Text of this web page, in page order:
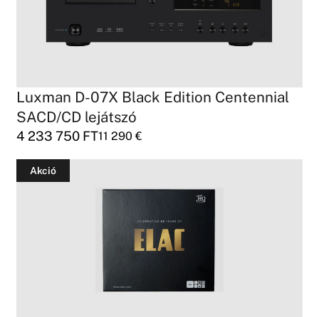
Luxman D-07X Black Edition Centennial
SACD/CD lejátszó
4 233 750 FT11 290€
Akció